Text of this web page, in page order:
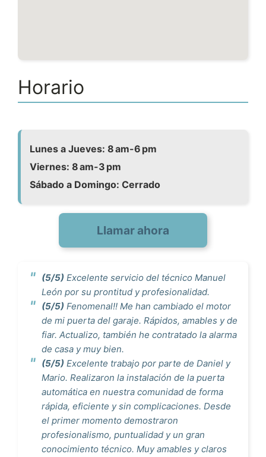
Horario
Lunes a Jueves: 8 am-6 pm
Viernes: 8 am-3 pm
Sábado a Domingo: Cerrado
Llamar ahora
(5/5) Excelente servicio del técnico Manuel
León por su prontitud y profesionalidad.
(5/5) Fenomenal!! Me han cambiado el motor
de mi puerta del garaje. Rápidos, amables y de
fiar. Actualizo, también he contratado la alarma
de casa y muy bien.
(5/5) Excelente trabajo por parte de Daniel y
Mario. Realizaron la instalación de la puerta
automática en nuestra comunidad de forma
rápida, eficiente y sin complicaciones. Desde
el primer momento demostraron
profesionalismo, puntualidad y un gran
conocimiento técnico. Muy amables y claros